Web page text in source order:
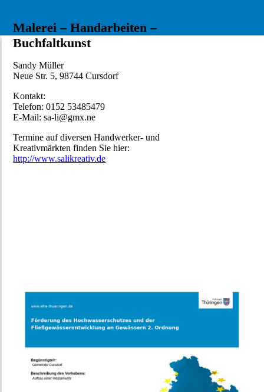
Malerei – Handarbeiten –
Buchfaltkunst
Sandy Müller
Neue Str. 5, 98744 Cursdorf
Kontakt:
Telefon: 0152 53485479
E-Mail: sa-li@gmx.ne
Termine auf diversen Handwerker- und
Kreativmärkten finden Sie hier:
http://www.salikreativ.de